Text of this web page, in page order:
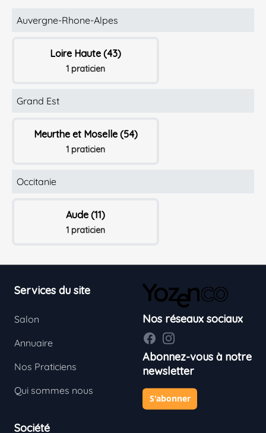
Auvergne-Rhone-Alpes
Loire Haute (43)
1 praticien
Grand Est
Meurthe et Moselle (54)
1 praticien
Occitanie
Aude (11)
1 praticien
Services du site
Salon
Annuaire
Nos Praticiens
Qui sommes nous
Société
Nos réseaux sociaux
FacebookInstagram
Abonnez-vous à notre
newsletter
S'abonner